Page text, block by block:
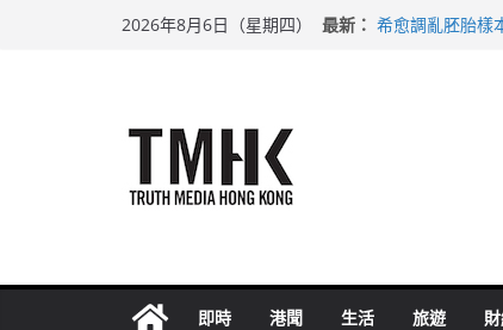
2026年8月6日（星期四） 最新： 希愈調亂胚胎樣
即時 港聞 生活 旅遊